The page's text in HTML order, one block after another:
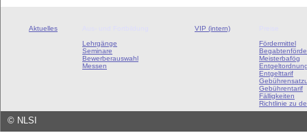
Aktuelles
Lehrgänge
Seminare
Bewerberauswahl
Messen
VIP (intern)
Fördermittel
Meisterbafög
Entgelttarif
Gebührentarif
Fälligkeiten
Richtlinie zu
© NLSI